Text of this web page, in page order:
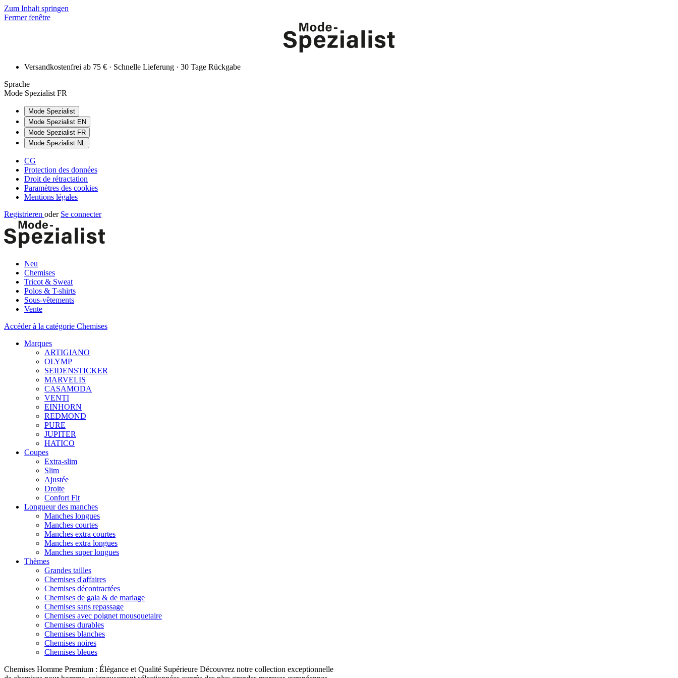
Zum Inhalt springen
Fermer fenêtre
Versandkostenfrei ab 75 € · Schnelle Lieferung · 30 Tage Rückgabe
Sprache
Mode Spezialist FR
Mode Spezialist
Mode Spezialist EN
Mode Spezialist FR
Mode Spezialist NL
CG
Protection des données
Droit de rétractation
Paramètres des cookies
Mentions légales
Registrieren oder Se connecter
Neu
Chemises
Tricot & Sweat
Polos & T-shirts
Sous-vêtements
Vente
Accéder à la catégorie Chemises
Marques
ARTIGIANO
OLYMP
SEIDENSTICKER
MARVELIS
CASAMODA
VENTI
EINHORN
REDMOND
PURE
JUPITER
HATICO
Coupes
Extra-slim
Slim
Ajustée
Droite
Confort Fit
Longueur des manches
Manches longues
Manches courtes
Manches extra courtes
Manches extra longues
Manches super longues
Thèmes
Grandes tailles
Chemises d'affaires
Chemises décontractées
Chemises de gala & de mariage
Chemises sans repassage
Chemises avec poignet mousquetaire
Chemises durables
Chemises blanches
Chemises noires
Chemises bleues
Chemises Homme Premium : Élégance et Qualité Supérieure Découvrez notre collection exceptionnelle